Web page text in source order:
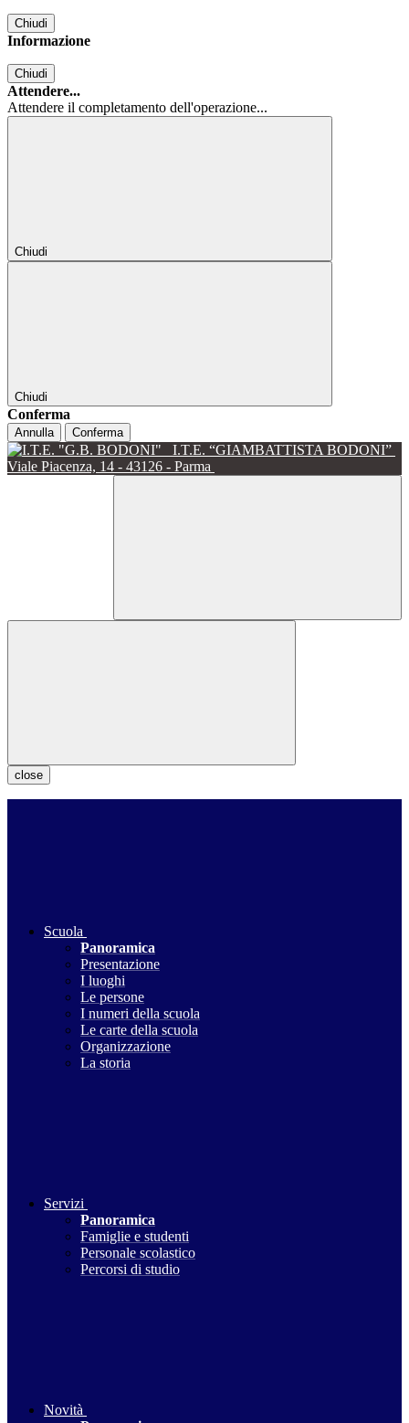
Chiudi
Informazione
Chiudi
Attendere...
Attendere il completamento dell'operazione...
Chiudi
Chiudi
Conferma
Annulla Conferma
I.T.E. “GIAMBATTISTA BODONI”
Viale Piacenza, 14 - 43126 - Parma
close
Scuola
Panoramica
Presentazione
I luoghi
Le persone
I numeri della scuola
Le carte della scuola
Organizzazione
La storia
Servizi
Panoramica
Famiglie e studenti
Personale scolastico
Percorsi di studio
Novità